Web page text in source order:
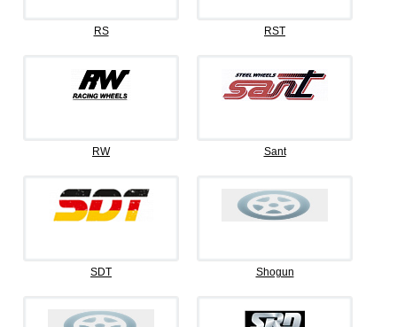
RS RST
RW Sant
SDT Shogun